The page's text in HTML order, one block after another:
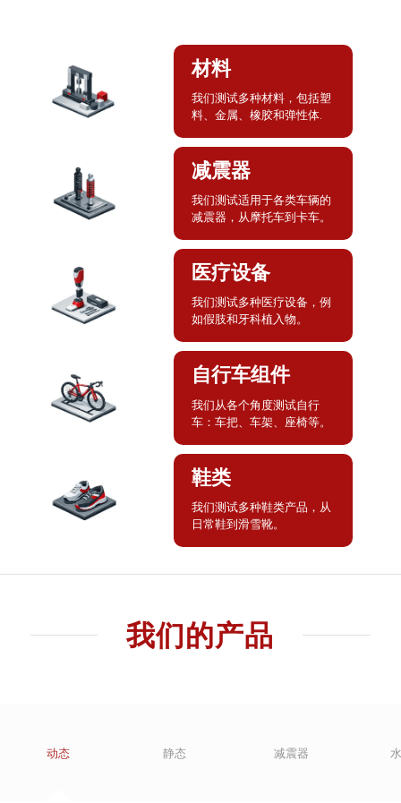
材料
我们测试多种材料，包括塑
料、金属、橡胶和弹性体.
减震器
我们测试适用于各类车辆的
减震器，从摩托车到卡车。
医疗设备
我们测试多种医疗设备，例
如假肢和牙科植入物。
自行车组件
我们从各个角度测试自行
车：车把、车架、座椅等。
鞋类
我们测试多种鞋类产品，从
日常鞋到滑雪靴。
我们的产品
动态 静态 减震器